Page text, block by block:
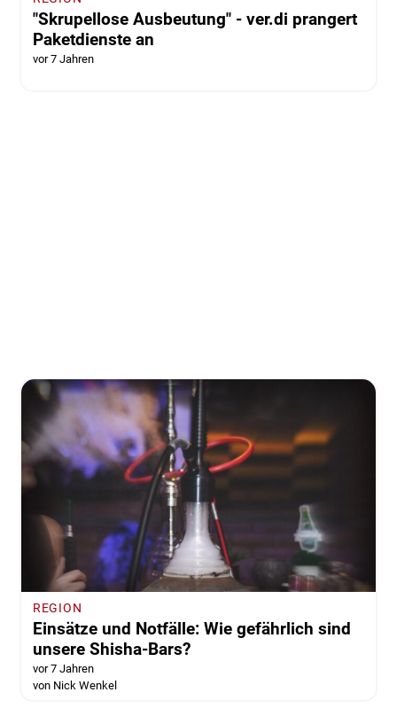
"Skrupellose Ausbeutung" - ver.di prangert
Paketdienste an
vor 7 Jahren
REGION
Einsätze und Notfälle: Wie gefährlich sind
unsere Shisha-Bars?
vor 7 Jahren
von Nick Wenkel